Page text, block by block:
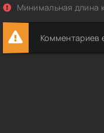
Минимальная длина
Комментариев